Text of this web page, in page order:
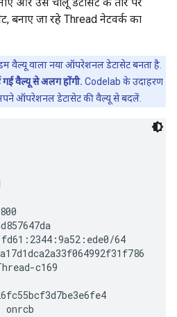
बनाए जा रहे Thread नेटवर्क का
वैल्यू वाला नया ऑपरेशनल डेटासेट बनता है.
वैल्यू से अलग होंगी. Codelab के उदाहरण
ऑपरेशनल डेटासेट की वैल्यू से बदलें.
64
c169